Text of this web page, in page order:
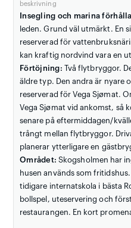
beskrivning
Insegling och marina
leden. Grund väl utmärkt. En
reserverad för
kan kraftig nordvind vara en
Förtöjning: Två flytbryggor.
äldre typ. Den andra är nyare
reserverad för Vega Sjømat.
Vega Sjømat vid ankomst, så
senare på eftermiddagen/
trångt mellan flytbryggor.
planerar ytterligare en
Området: Skogsholmen har
husen används som
tidigare internatskola i bästa
bollspel, uteservering och
restaurangen. En kort